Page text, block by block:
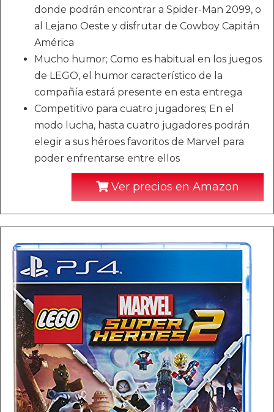
donde podrán encontrar a Spider-Man 2099, o
al Lejano Oeste y disfrutar de Cowboy Capitán
América
Mucho humor; Como es habitual en los juegos
de LEGO, el humor característico de la
compañía estará presente en esta entrega
Competitivo para cuatro jugadores; En el
modo lucha, hasta cuatro jugadores podrán
elegir a sus héroes favoritos de Marvel para
poder enfrentarse entre ellos
Ver precios en Amazon